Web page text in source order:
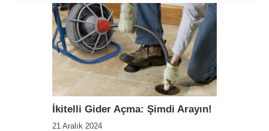
İkitelli Gider Açma: Şimdi Arayın!
21 Aralık 2024